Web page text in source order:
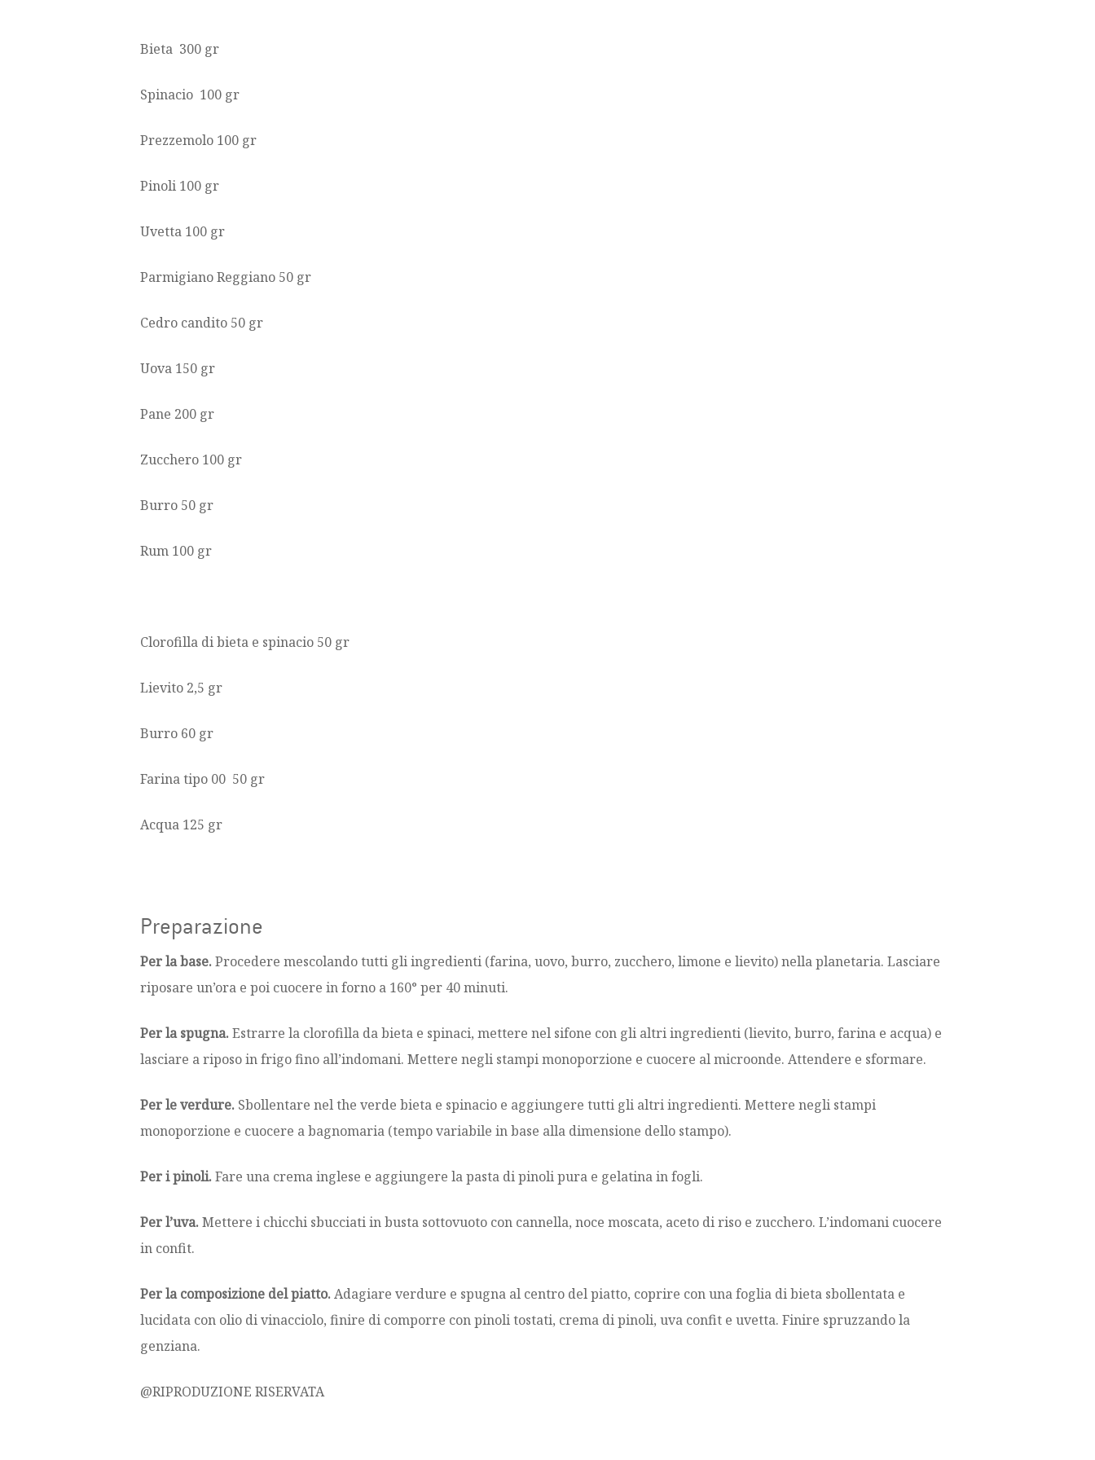
Bieta 300 gr
Spinacio 100 gr
Prezzemolo 100 gr
Pinoli 100 gr
Uvetta 100 gr
Parmigiano Reggiano 50 gr
Cedro candito 50 gr
Uova 150 gr
Pane 200 gr
Zucchero 100 gr
Burro 50 gr
Rum 100 gr
Clorofilla di bieta e spinacio 50 gr
Lievito 2,5 gr
Burro 60 gr
Farina tipo 00 50 gr
Acqua 125 gr
Preparazione
Per la base.Procedere mescolando tutti gli ingredienti (farina, uovo, burro, zucchero, limone e lievito) nella planetaria. Lasciare
riposare un’ora e poi cuocere in forno a 160° per 40 minuti.
Per la spugna.Estrarre la clorofilla da bieta e spinaci, mettere nel sifone con gli altri ingredienti (lievito, burro, farina e acqua) e
lasciare a riposo in frigo fino all’indomani. Mettere negli stampi monoporzione e cuocere al microonde. Attendere e sformare.
Per le verdure. Sbollentare nel the verde bieta e spinacio e aggiungere tutti gli altri ingredienti. Mettere negli stampi
monoporzione e cuocere a bagnomaria (tempo variabile in base alla dimensione dello stampo).
Per i pinoli.Fare una crema inglese e aggiungere la pasta di pinoli pura e gelatina in fogli.
Per l’uva.Mettere i chicchi sbucciati in busta sottovuoto con cannella, noce moscata, aceto di riso e zucchero. L’indomani cuocere
in confit.
Per la composizione del piatto.Adagiare verdure e spugna al centro del piatto, coprire con una foglia di bieta sbollentata e
lucidata con olio di vinacciolo, finire di comporre con pinoli tostati, crema di pinoli, uva confit e uvetta. Finire spruzzando la
genziana.
@RIPRODUZIONE RISERVATA